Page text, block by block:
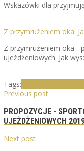
Wskazówki dla
Z przymrużeniem oka:
Z przymrużeniem oka -
ujeżdżeniowych. Jak
Tags:
Previous post
PROPOZYCJE -
UJEŻDŻENIOWYCH
Next post